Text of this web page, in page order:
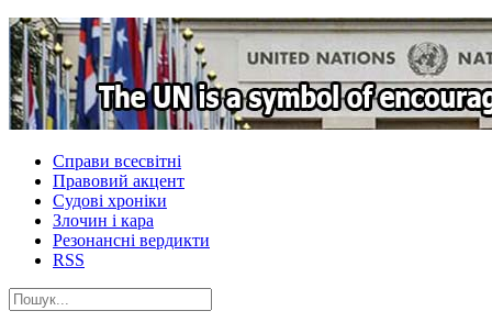
Справи всесвітні
Правовий акцент
Судові хроніки
Злочин і кара
Резонансні вердикти
RSS